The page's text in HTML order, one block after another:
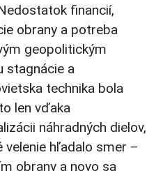
financií,
obrany a potreba
geopolitickým
stagnácie a
technika bola
len vďaka
náhradných dielov,
hľadalo smer –
obrany a novo sa